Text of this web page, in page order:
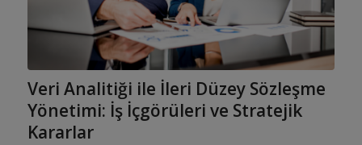
Veri Analitiği ile İleri Düzey Sözleşme
Yönetimi: İş İçgörüleri ve Stratejik
Kararlar